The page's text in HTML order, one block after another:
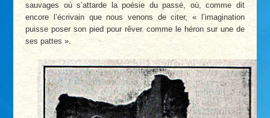
sauvages où s’attarde la poésie du passé, où, comme dit
encore l’écrivain que nous venons de citer, « l’imagination
puisse poser son pied pour rêver. comme le héron sur une de
ses pattes ».